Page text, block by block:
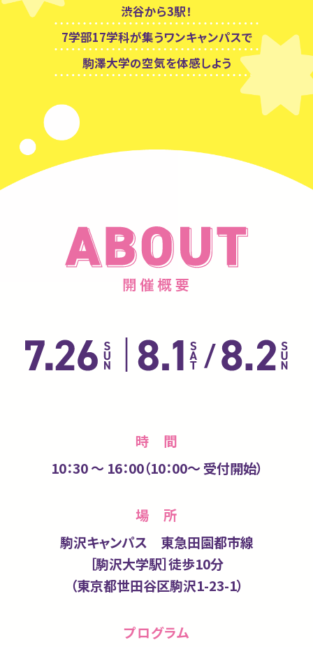
渋谷から3駅！
7学部17学科が集うワンキャンパスで
駒澤大学の空気を体感しよう
時 間
10：30 〜 16：00（10：00〜 受付開始）
場 所
駒沢キャンパス 東急田園都市線
［駒沢大学駅］徒歩10分
（東京都世田谷区駒沢1-23-1）
プログラム